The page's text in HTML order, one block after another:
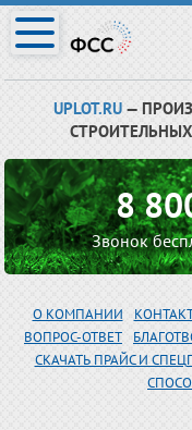
UPLOT.RU —
8
Звонок
О КОМПАНИИ
ВОПРОС-ОТВЕТ
СКАЧАТЬ ПРАЙС И